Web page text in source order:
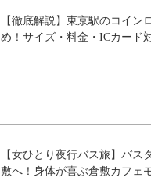
【徹底解説】東京駅のコイン
め！サイズ・料金・ICカード
【女ひとり夜行バス旅】バス
敷へ！身体が喜ぶ倉敷カフェ